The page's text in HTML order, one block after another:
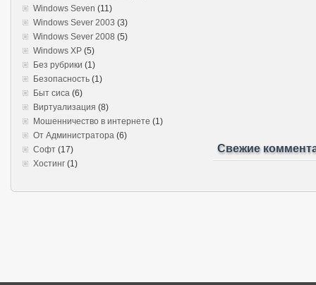
Windows Seven (11)
Windows Sever 2003 (3)
Windows Sever 2008 (5)
Windows XP (5)
Без рубрики (1)
Безопасность (1)
Быт сиса (6)
Виртуализация (8)
Мошенничество в интернете (1)
От Администратора (6)
Софт (17)
Хостинг (1)
Свежие